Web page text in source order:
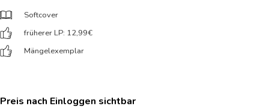
Softcover
früherer LP: 12,99€
Mängelexemplar
Preis nach Einloggen sichtbar